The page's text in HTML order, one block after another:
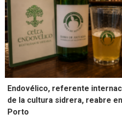
Endovélico, referente
de la cultura sidrera, reabre en
Porto